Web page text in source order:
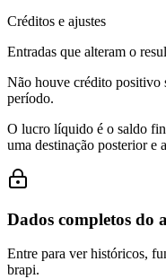
Créditos e ajustes
Entradas que alteram o
Não houve crédito positivo
período.
O lucro líquido é o saldo
uma destinação posterior e
Dados completos do
Entre para ver históricos,
brapi.